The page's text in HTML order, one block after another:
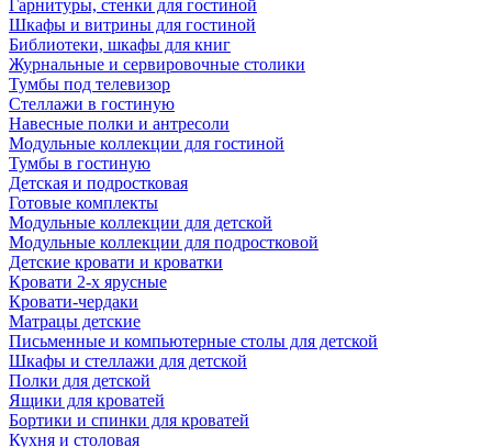
Гарнитуры, стенки для гостиной
Шкафы и витрины для гостиной
Библиотеки, шкафы для книг
Журнальные и сервировочные столики
Тумбы под телевизор
Стеллажи в гостиную
Навесные полки и антресоли
Модульные коллекции для гостиной
Тумбы в гостиную
Детская и подростковая
Готовые комплекты
Модульные коллекции для детской
Модульные коллекции для подростковой
Детские кровати и кроватки
Кровати 2-х ярусные
Кровати-чердаки
Матрацы детские
Письменные и компьютерные столы для детской
Шкафы и стеллажи для детской
Полки для детской
Ящики для кроватей
Бортики и спинки для кроватей
Кухня и столовая